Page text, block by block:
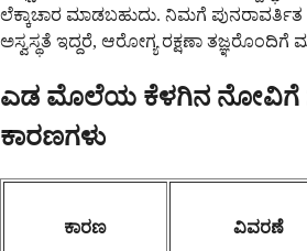
ಲೆಕ್ಕಾಚಾರ ಮಾಡಬಹುದು. ನಿಮಗೆ
ಅಸ್ವಸ್ಥತೆ ಇದ್ದರೆ, ಆರೋಗ್ಯ ರಕ್ಷಣಾ ತಜ್ಞರೊಂದಿಗೆ
ಎಡ ಮೊಲೆಯ ಕೆಳಗಿನ ನೋವಿಗೆ
ಕಾರಣಗಳು
ಕಾರಣ ವಿವರಣೆ